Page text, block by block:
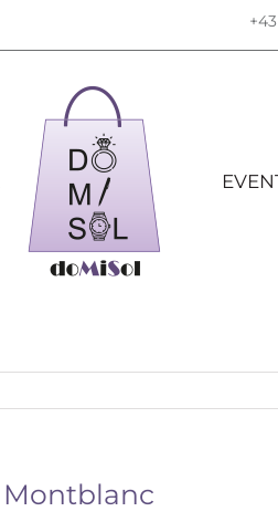
Montblanc